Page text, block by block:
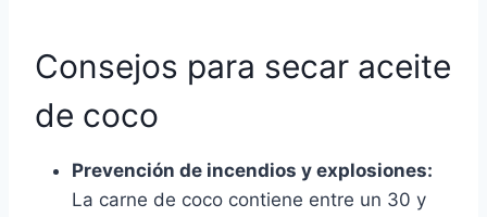
Consejos para secar aceite
de coco
Prevención de incendios y explosiones:
La carne de coco contiene entre un 30 y